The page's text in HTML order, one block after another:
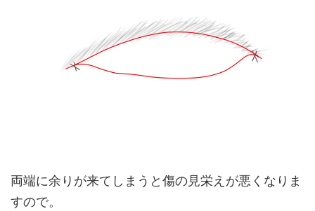
両端に余りが来てしまうと傷の見栄えが悪くなりま
すので。